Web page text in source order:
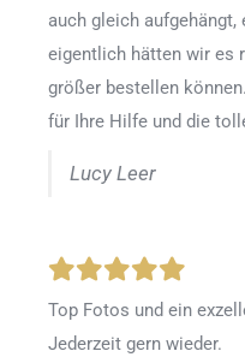
auch gleich
eigentlich hätten wir es
größer bestellen
für Ihre Hilfe und die
Lucy Leer
Top Fotos und ein
Jederzeit gern wieder.